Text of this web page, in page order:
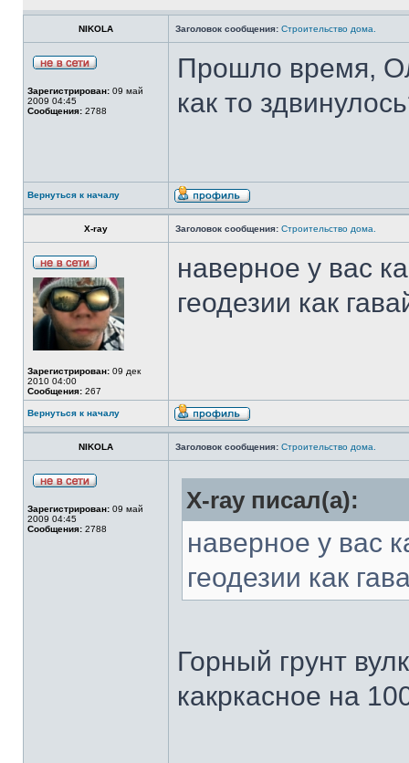
NIKOLA Заголовок сообщения: Строительство дома.
Зарегистрирован: 09 май
2009 04:45
Сообщения: 2788
Прошло время,
как то
Вернуться к началу
X-ray Заголовок сообщения: Строительство дома.
Зарегистрирован: 09 дек
2010 04:00
Сообщения: 267
наверное у вас
геодезии как
Вернуться к началу
NIKOLA Заголовок сообщения: Строительство дома.
Зарегистрирован: 09 май
2009 04:45
Сообщения: 2788
X-ray писал(а):
наверное у вас
геодезии как
Горный грунт
какркасное на